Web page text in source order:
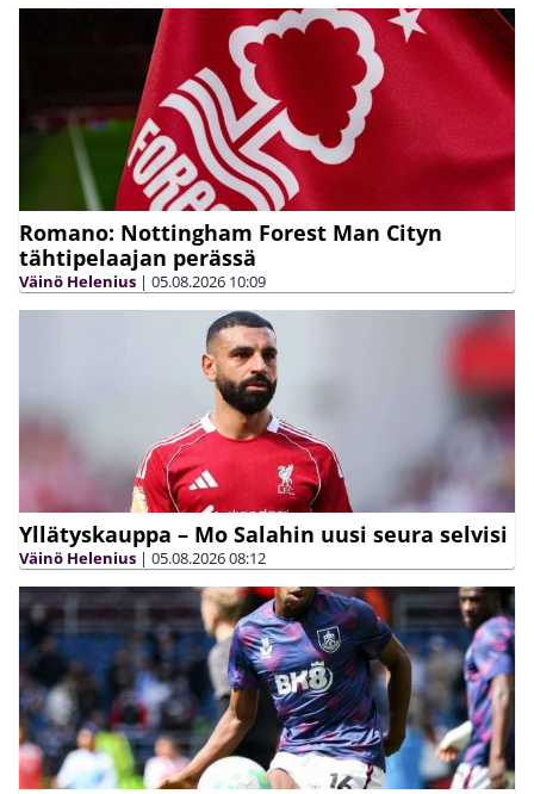
Romano: Nottingham Forest Man Cityn
tähtipelaajan perässä
Väinö Helenius | 05.08.2026 10:09
Yllätyskauppa – Mo Salahin uusi seura selvisi
Väinö Helenius | 05.08.202608:12